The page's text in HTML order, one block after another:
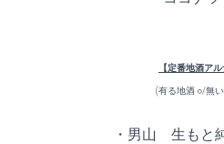
【定番地酒アル
(有る地酒 ○/無
・男山 生もと